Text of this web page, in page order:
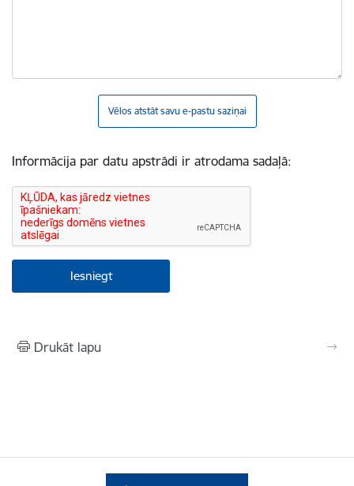
Vēlos atstāt savu e-pastu saziņai
Informācija par datu apstrādi ir atrodama sadaļā:
Drukāt lapu